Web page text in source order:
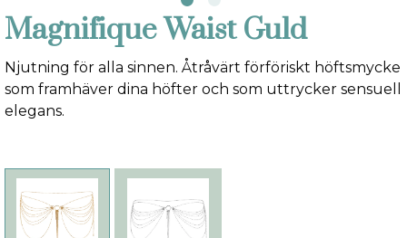
Magnifique Waist Guld
Njutning för alla sinnen. Åtråvärt förföriskt höftsmycke
som framhäver dina höfter och som uttrycker sensuell
elegans.